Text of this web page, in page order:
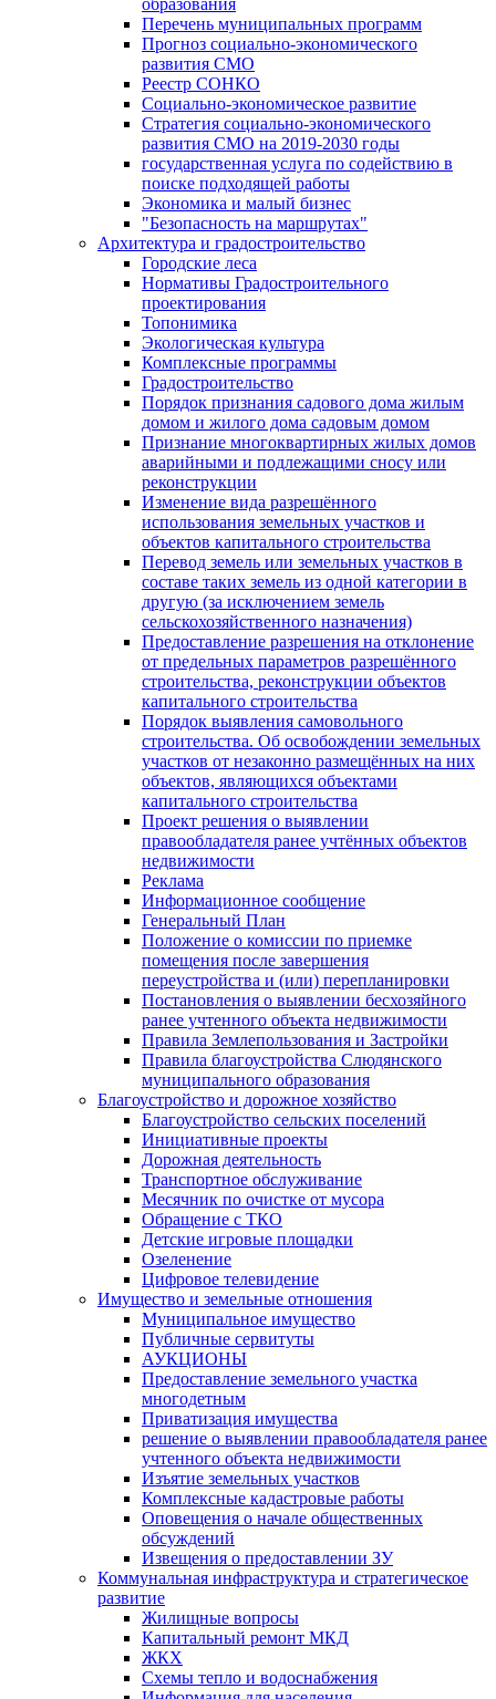
образования
Перечень муниципальных программ
Прогноз социально-экономического
развития СМО
Реестр СОНКО
Социально-экономическое развитие
Стратегия социально-экономического
развития СМО на 2019-2030 годы
государственная услуга по содействию в
поиске подходящей работы
Экономика и малый бизнес
"Безопасность на маршрутах"
Архитектура и градостроительство
Городские леса
Нормативы Градостроительного
проектирования
Топонимика
Экологическая культура
Комплексные программы
Градостроительство
Порядок признания садового дома жилым
домом и жилого дома садовым домом
Признание многоквартирных жилых домов
аварийными и подлежащими сносу или
реконструкции
Изменение вида разрешённого
использования земельных участков и
объектов капитального строительства
Перевод земель или земельных участков в
составе таких земель из одной категории в
другую (за исключением земель
сельскохозяйственного назначения)
Предоставление разрешения на отклонение
от предельных параметров разрешённого
строительства, реконструкции объектов
капитального строительства
Порядок выявления самовольного
строительства. Об освобождении земельных
участков от незаконно размещённых на них
объектов, являющихся объектами
капитального строительства
Проект решения о выявлении
правообладателя ранее учтённых объектов
недвижимости
Реклама
Информационное сообщение
Генеральный План
Положение о комиссии по приемке
помещения после завершения
переустройства и (или) перепланировки
Постановления о выявлении бесхозяйного
ранее учтенного объекта недвижимости
Правила Землепользования и Застройки
Правила благоустройства Слюдянского
муниципального образования
Благоустройство и дорожное хозяйство
Благоустройство сельских поселений
Инициативные проекты
Дорожная деятельность
Транспортное обслуживание
Месячник по очистке от мусора
Обращение с ТКО
Детские игровые площадки
Озеленение
Цифровое телевидение
Имущество и земельные отношения
Муниципальное имущество
Публичные сервитуты
АУКЦИОНЫ
Предоставление земельного участка
многодетным
Приватизация имущества
решение о выявлении правообладателя ранее
учтенного объекта недвижимости
Изъятие земельных участков
Комплексные кадастровые работы
Оповещения о начале общественных
обсуждений
Извещения о предоставлении ЗУ
Коммунальная инфраструктура и стратегическое
развитие
Жилищные вопросы
Капитальный ремонт МКД
ЖКХ
Схемы тепло и водоснабжения